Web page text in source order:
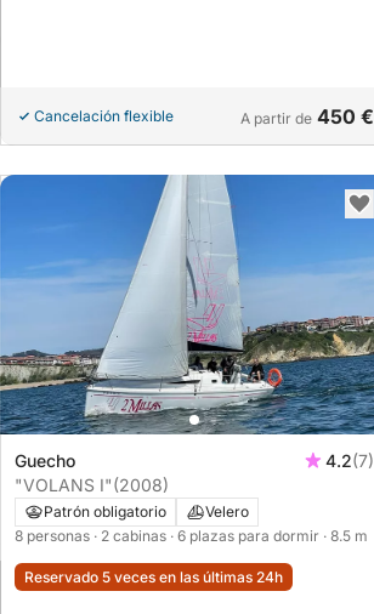
Cancelación flexible A partir de 450 €
Guecho 4.2(7)
"VOLANS I"(2008)
Patrón obligatorio
Velero
8 personas · 2 cabinas · 6 plazas para dormir · 8.5 m
Reservado 5 veces en las últimas 24h